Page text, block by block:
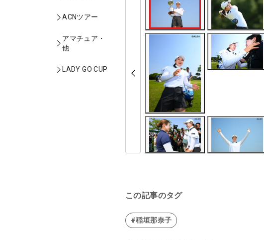
ACNツアー
アマチュア・
他
LADY GO CUP
この記事のタグ
#稲垣那奈子